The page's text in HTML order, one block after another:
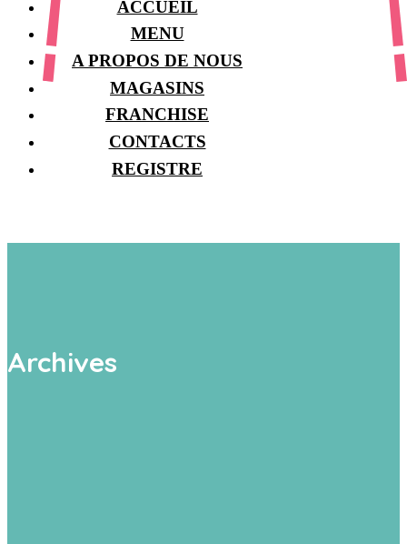
ACCUEIL
MENU
A PROPOS DE NOUS
MAGASINS
FRANCHISE
CONTACTS
REGISTRE
Archives